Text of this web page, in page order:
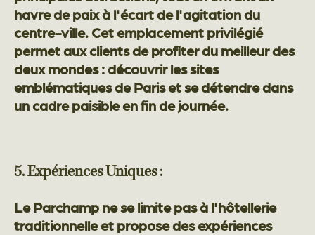
havre de paix à l'écart de l'agitation du
centre-ville. Cet emplacement privilégié
permet aux clients de profiter du meilleur des
deux mondes : découvrir les sites
emblématiques de Paris et se détendre dans
un cadre paisible en fin de journée.
5. Expériences Uniques :
Le Parchamp ne se limite pas à l'hôtellerie
traditionnelle et propose des expériences